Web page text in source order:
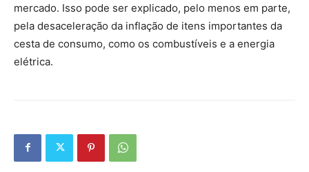
mercado. Isso pode ser explicado, pelo menos em parte,
pela desaceleração da inflação de itens importantes da
cesta de consumo, como os combustíveis e a energia
elétrica.